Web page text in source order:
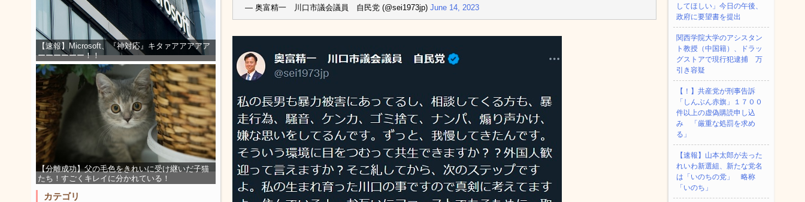
【速報】Microsoft、『神対応』キタァアアアアア
ーーーーーー！！
【分離成功】父の毛色をきれいに受け継いだ子猫
たち！すごくキレイに分かれている！
カテゴリ
— 奥富精一 川口市議会議員 自民党 (@sei1973jp) June 14, 2023
してほしい」今日の午後、
政府に要望書を提出
関西学院大学のアシスタン
ト教授（中国籍）、ドラッ
グストアで現行犯逮捕 万
引き容疑
【！】共産党が刑事告訴
「しんぶん赤旗」１７００
件以上の虚偽購読申し込
み 「厳重な処罰を求め
る」
【速報】山本太郎が去った
れいわ新選組、新たな党名
は「いのちの党」 略称
「いのち」